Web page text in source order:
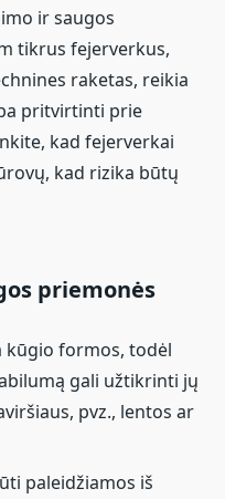
ir saugos
tikrus fejerverkus,
raketas, reikia
pritvirtinti prie
kad fejerverkai
kad rizika būtų
priemonės
kūgio formos, todėl
gali užtikrinti jų
pvz., lentos ar
paleidžiamos iš